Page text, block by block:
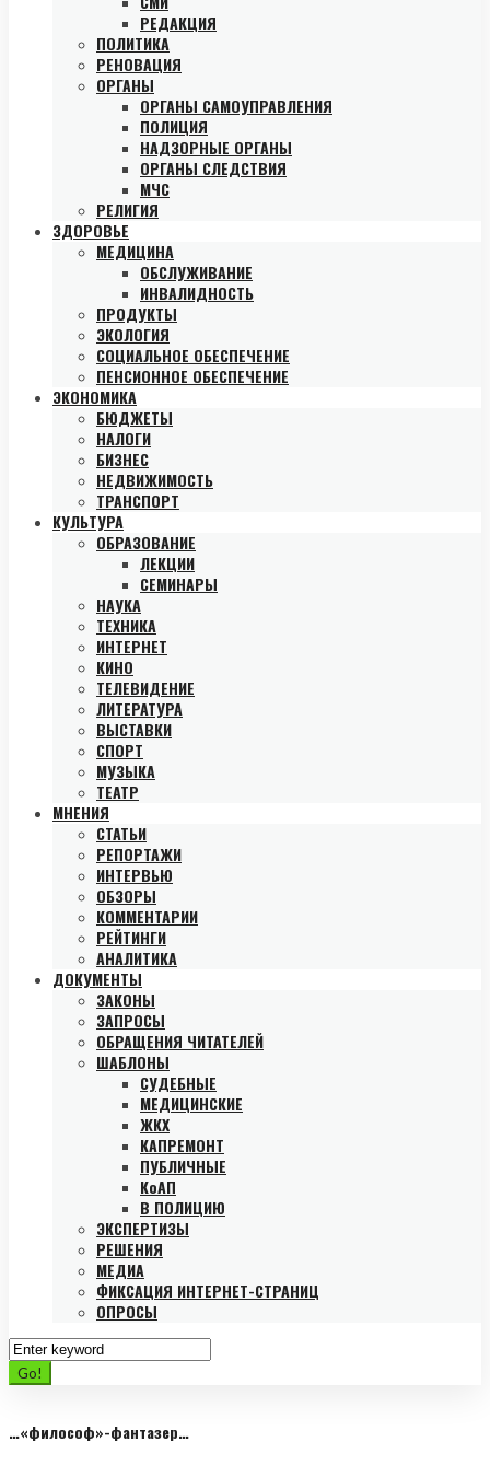
РЕДАКЦИЯ
ПОЛИТИКА
РЕНОВАЦИЯ
ОРГАНЫ
ОРГАНЫ САМОУПРАВЛЕНИЯ
ПОЛИЦИЯ
НАДЗОРНЫЕ ОРГАНЫ
ОРГАНЫ СЛЕДСТВИЯ
МЧС
РЕЛИГИЯ
ЗДОРОВЬЕ
МЕДИЦИНА
ОБСЛУЖИВАНИЕ
ИНВАЛИДНОСТЬ
ПРОДУКТЫ
ЭКОЛОГИЯ
СОЦИАЛЬНОЕ ОБЕСПЕЧЕНИЕ
ПЕНСИОННОЕ ОБЕСПЕЧЕНИЕ
ЭКОНОМИКА
БЮДЖЕТЫ
НАЛОГИ
БИЗНЕС
НЕДВИЖИМОСТЬ
ТРАНСПОРТ
КУЛЬТУРА
ОБРАЗОВАНИЕ
ЛЕКЦИИ
СЕМИНАРЫ
НАУКА
ТЕХНИКА
ИНТЕРНЕТ
КИНО
ТЕЛЕВИДЕНИЕ
ЛИТЕРАТУРА
ВЫСТАВКИ
СПОРТ
МУЗЫКА
ТЕАТР
МНЕНИЯ
СТАТЬИ
РЕПОРТАЖИ
ИНТЕРВЬЮ
ОБЗОРЫ
КОММЕНТАРИИ
РЕЙТИНГИ
АНАЛИТИКА
ДОКУМЕНТЫ
ЗАКОНЫ
ЗАПРОСЫ
ОБРАЩЕНИЯ ЧИТАТЕЛЕЙ
ШАБЛОНЫ
СУДЕБНЫЕ
МЕДИЦИНСКИЕ
ЖКХ
КАПРЕМОНТ
ПУБЛИЧНЫЕ
КоАП
В ПОЛИЦИЮ
ЭКСПЕРТИЗЫ
РЕШЕНИЯ
МЕДИА
ФИКСАЦИЯ ИНТЕРНЕТ-СТРАНИЦ
ОПРОСЫ
Search
for:
Go!
…«философ»-фантазер…